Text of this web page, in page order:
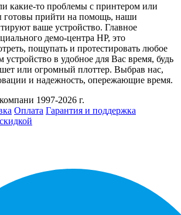
какие-то проблемы с принтером или
готовы прийти на помощь, наши
ваше устройство. Главное
демо-центра HP, это
пощупать и протестировать любое
в удобное для Вас время, будь
или огромный плоттер. Выбрав нас,
и надежность, опережающие время.
1997-2026 г.
Оплата Гарантия и поддержка